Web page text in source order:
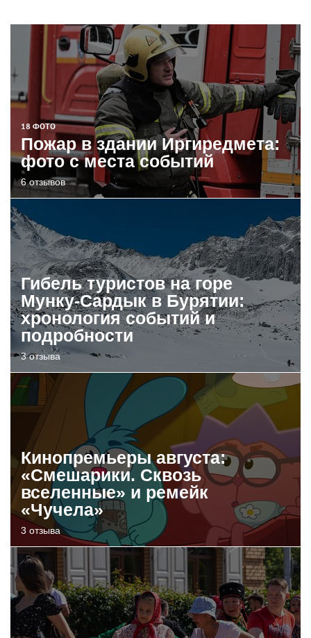
18 ФОТО
Пожар в здании Иргиредмета:
фото с места событий
6 отзывов
Гибель туристов на горе
Мунку-Сардык в Бурятии:
хронология событий и
подробности
3 отзыва
Кинопремьеры августа:
«Смешарики. Сквозь
вселенные» и ремейк
«Чучела»
3 отзыва